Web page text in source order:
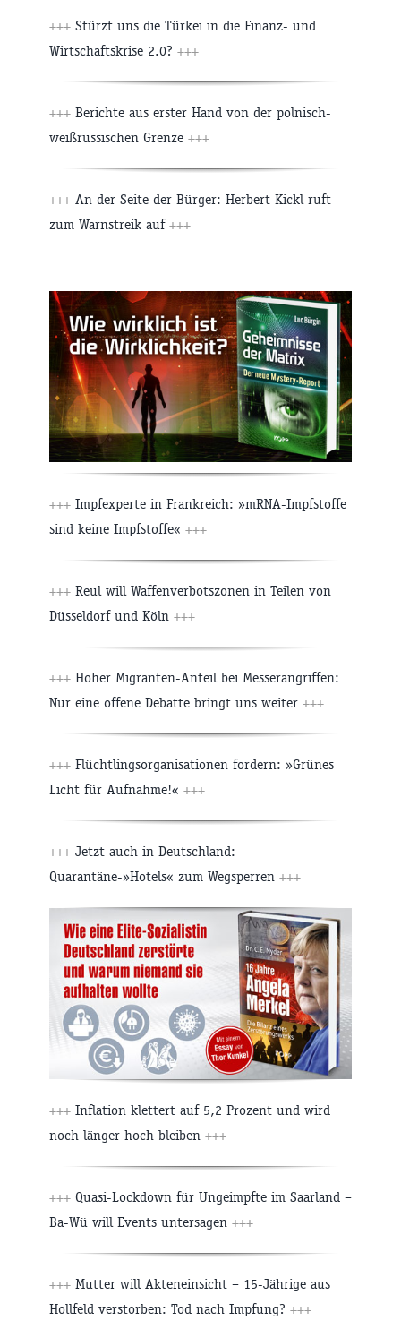
+++ Stürzt uns die Türkei in die Finanz- und
Wirtschaftskrise 2.0? +++
+++ Berichte aus erster Hand von der polnisch-
weißrussischen Grenze +++
+++ An der Seite der Bürger: Herbert Kickl ruft
zum Warnstreik auf +++
+++ Impfexperte in Frankreich: »mRNA-Impfstoffe
sind keine Impfstoffe« +++
+++ Reul will Waffenverbotszonen in Teilen von
Düsseldorf und Köln +++
+++ Hoher Migranten-Anteil bei Messerangriffen:
Nur eine offene Debatte bringt uns weiter +++
+++ Flüchtlingsorganisationen fordern: »Grünes
Licht für Aufnahme!« +++
+++ Jetzt auch in Deutschland:
Quarantäne-»Hotels« zum Wegsperren +++
+++ Inflation klettert auf 5,2 Prozent und wird
noch länger hoch bleiben +++
+++ Quasi-Lockdown für Ungeimpfte im Saarland –
Ba-Wü will Events untersagen +++
+++ Mutter will Akteneinsicht – 15-Jährige aus
Hollfeld verstorben: Tod nach Impfung? +++